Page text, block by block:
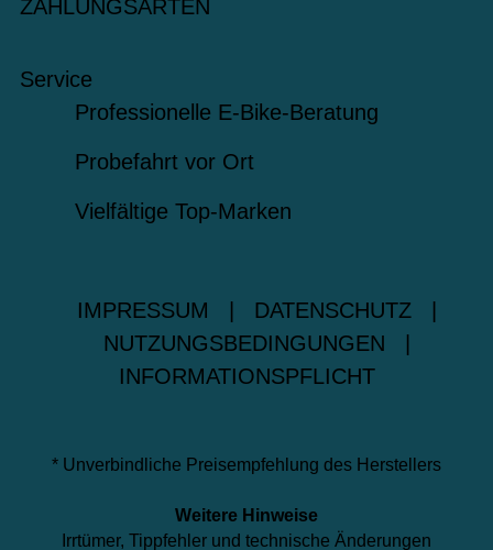
ZAHLUNGSARTEN
Service
Professionelle E-Bike-Beratung
Probefahrt vor Ort
Vielfältige Top-Marken
IMPRESSUM DATENSCHUTZ
NUTZUNGSBEDINGUNGEN
INFORMATIONSPFLICHT
* Unverbindliche Preisempfehlung des Herstellers
Weitere Hinweise
Irrtümer, Tippfehler und technische Änderungen